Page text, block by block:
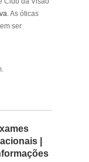
. As óticas
ser
|